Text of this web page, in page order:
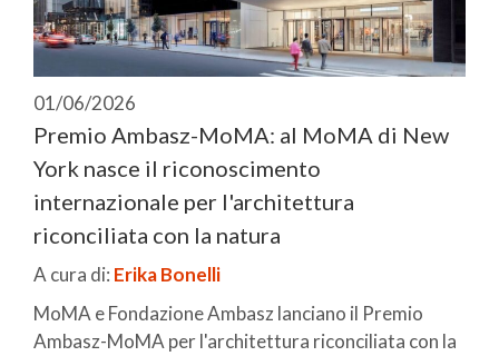
01/06/2026
Premio Ambasz-MoMA: al MoMA di New
York nasce il riconoscimento
internazionale per l'architettura
riconciliata con la natura
A cura di: Erika Bonelli
MoMA e Fondazione Ambasz lanciano il Premio
Ambasz-MoMA per l'architettura riconciliata con la